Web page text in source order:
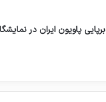
برپایی پاویون ایران در